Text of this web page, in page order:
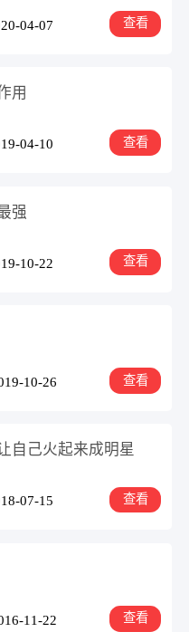
04-07 查看
用
04-10 查看
强
10-22 查看
10-26 查看
自己火起来成明星
07-15 查看
11-22 查看